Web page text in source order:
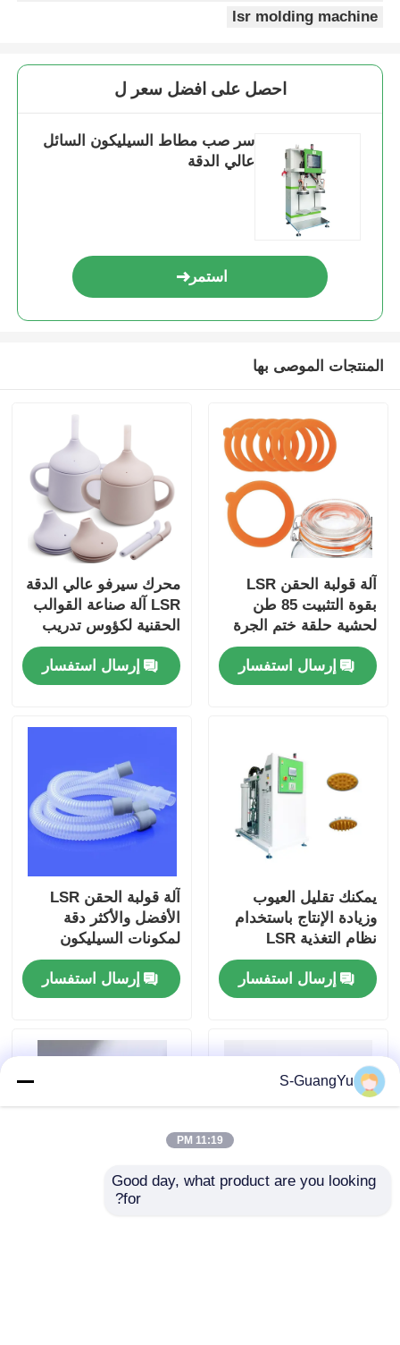
صناعة الصبغات بالحقن من المطاط السيليكوني السائل
طلاء حقن المطاط السيليكوني
lsr molding machine
احصل على افضل سعر ل
سر صب مطاط السيليكون السائل
عالي الدقة
استمر
المنتجات الموصى بها
آلة قولبة الحقن LSR
بقوة التثبيت 85 طن
لحشية حلقة ختم الجرة
السيليكون
إرسال استفسار
محرك سيرفو عالي الدقة
LSR آلة صناعة القوالب
الحقنية لكؤوس تدريب
الأطفال
إرسال استفسار
يمكنك تقليل العيوب
وزيادة الإنتاج باستخدام
نظام التغذية LSR
الخاص بنا
إرسال استفسار
آلة قولبة الحقن LSR
الأفضل والأكثر دقة
لمكونات السيليكون
الطبية
إرسال استفسار
S-GuangYu
11:19 PM
Good day, what product are you looking
for?